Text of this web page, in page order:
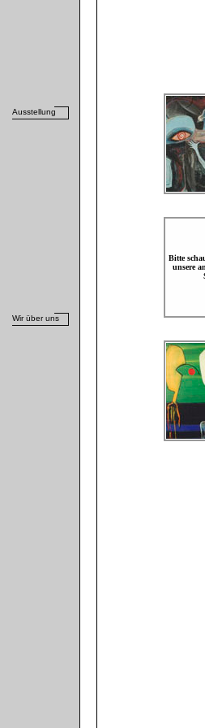
Ausstellung
Wir über uns
Bitte
unsere